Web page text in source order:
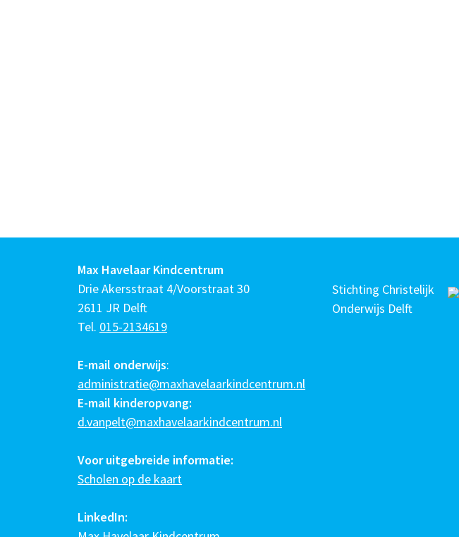
Max Havelaar Kindcentrum
Drie Akersstraat 4/Voorstraat 30
2611 JR Delft
Tel. 015-2134619
E-mail onderwijs:
administratie@maxhavelaarkindcentrum.nl
E-mail kinderopvang:
d.vanpelt@maxhavelaarkindcentrum.nl
Voor uitgebreide informatie:
Scholen op de kaart
LinkedIn:
Stichting Christelijk
Onderwijs Delft